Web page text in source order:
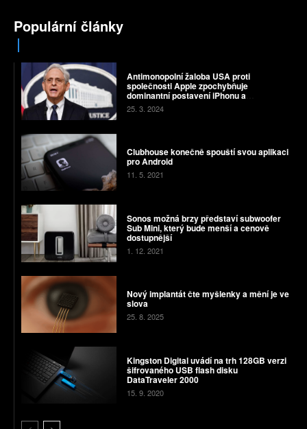
Populární články
Antimonopolní žaloba USA proti
společnosti Apple zpochybňuje
dominantní postavení iPhonu a
budoucnost systému Android
25. 3. 2024
Clubhouse konečně spouští svou aplikaci
pro Android
11. 5. 2021
Sonos možná brzy představí subwoofer
Sub Mini, který bude menší a cenově
dostupnější
1. 12. 2021
Nový implantát čte myšlenky a mění je ve
slova
25. 8. 2025
Kingston Digital uvádí na trh 128GB verzi
šifrovaného USB flash disku
DataTraveler 2000
15. 9. 2020